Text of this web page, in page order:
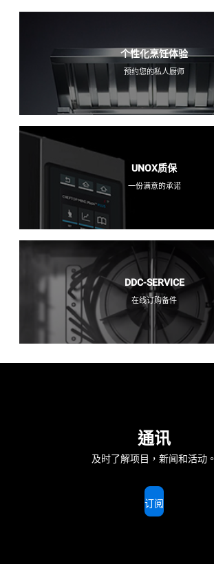
个性化烹饪体验
预约您的私人厨师
UNOX质保
一份满意的承诺
DDC-SERVICE
在线订购备件
通讯
及时了解项目，新闻和活动。
订阅